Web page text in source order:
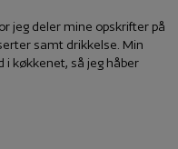
jeg deler mine opskrifter på
samt drikkelse. Min
køkkenet, så jeg håber